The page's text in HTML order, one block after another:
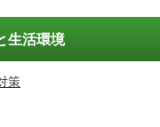
生活環境
策